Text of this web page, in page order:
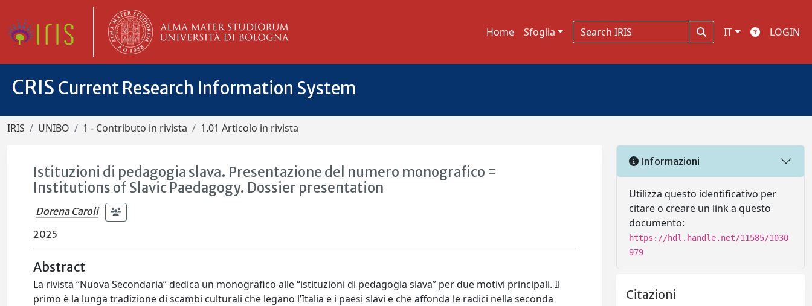
Home Sfoglia IT LOGIN
CRIS Current Research Information System
IRIS UNIBO 1 - Contributo in rivista 1.01 Articolo in rivista
Istituzioni di pedagogia slava. Presentazione del numero monografico =
Institutions of Slavic Paedagogy. Dossier presentation
Dorena Caroli
2025
Abstract
La rivista “Nuova Secondaria” dedica un monografico alle “istituzioni di pedagogia slava” per due motivi principali. Il
primo è la lunga tradizione di scambi culturali che legano l’Italia e i paesi slavi e che affonda le radici nella seconda
Informazioni
Utilizza questo identificativo per
citare o creare un link a questo
documento:
https://hdl.handle.net/11585/1030
979
Citazioni